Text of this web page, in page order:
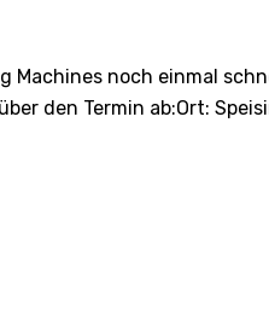
Machines noch einmal
den Termin ab:Ort: